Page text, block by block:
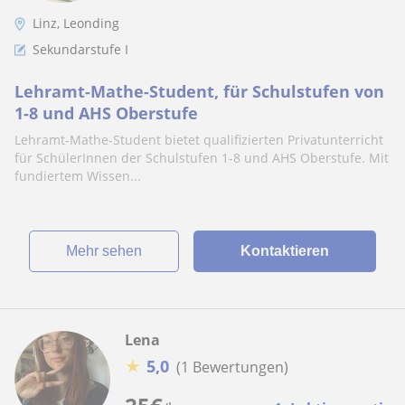
Linz, Leonding
Sekundarstufe I
Lehramt-Mathe-Student, für Schulstufen von
1-8 und AHS Oberstufe
Lehramt-Mathe-Student bietet qualifizierten Privatunterricht
für SchülerInnen der Schulstufen 1-8 und AHS Oberstufe. Mit
fundiertem Wissen...
Mehr sehen Kontaktieren
Lena
★ 5,0 (1 Bewertungen)